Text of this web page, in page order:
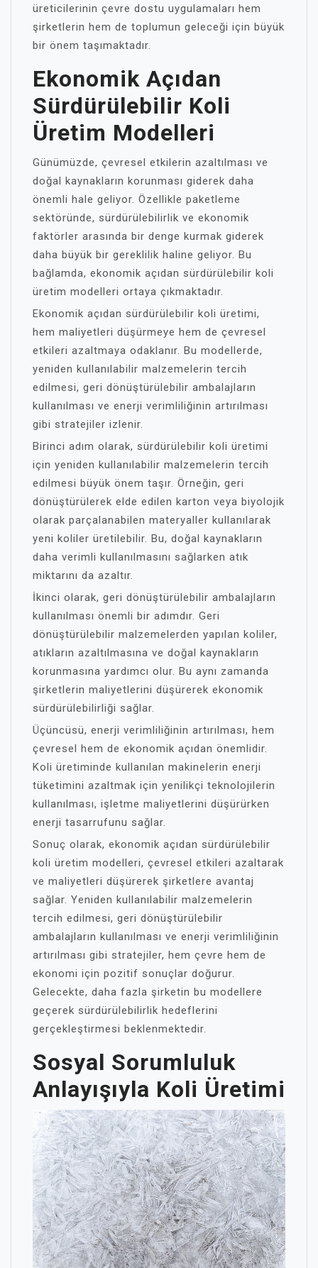
üreticilerinin çevre dostu uygulamaları hem
şirketlerin hem de toplumun geleceği için büyük
bir önem taşımaktadır.
Ekonomik Açıdan
Sürdürülebilir Koli
Üretim Modelleri
Günümüzde, çevresel etkilerin azaltılması ve
doğal kaynakların korunması giderek daha
önemli hale geliyor. Özellikle paketleme
sektöründe, sürdürülebilirlik ve ekonomik
faktörler arasında bir denge kurmak giderek
daha büyük bir gereklilik haline geliyor. Bu
bağlamda, ekonomik açıdan sürdürülebilir koli
üretim modelleri ortaya çıkmaktadır.
Ekonomik açıdan sürdürülebilir koli üretimi,
hem maliyetleri düşürmeye hem de çevresel
etkileri azaltmaya odaklanır. Bu modellerde,
yeniden kullanılabilir malzemelerin tercih
edilmesi, geri dönüştürülebilir ambalajların
kullanılması ve enerji verimliliğinin artırılması
gibi stratejiler izlenir.
Birinci adım olarak, sürdürülebilir koli üretimi
için yeniden kullanılabilir malzemelerin tercih
edilmesi büyük önem taşır. Örneğin, geri
dönüştürülerek elde edilen karton veya biyolojik
olarak parçalanabilen materyaller kullanılarak
yeni koliler üretilebilir. Bu, doğal kaynakların
daha verimli kullanılmasını sağlarken atık
miktarını da azaltır.
İkinci olarak, geri dönüştürülebilir ambalajların
kullanılması önemli bir adımdır. Geri
dönüştürülebilir malzemelerden yapılan koliler,
atıkların azaltılmasına ve doğal kaynakların
korunmasına yardımcı olur. Bu aynı zamanda
şirketlerin maliyetlerini düşürerek ekonomik
sürdürülebilirliği sağlar.
Üçüncüsü, enerji verimliliğinin artırılması, hem
çevresel hem de ekonomik açıdan önemlidir.
Koli üretiminde kullanılan makinelerin enerji
tüketimini azaltmak için yenilikçi teknolojilerin
kullanılması, işletme maliyetlerini düşürürken
enerji tasarrufunu sağlar.
Sonuç olarak, ekonomik açıdan sürdürülebilir
koli üretim modelleri, çevresel etkileri azaltarak
ve maliyetleri düşürerek şirketlere avantaj
sağlar. Yeniden kullanılabilir malzemelerin
tercih edilmesi, geri dönüştürülebilir
ambalajların kullanılması ve enerji verimliliğinin
artırılması gibi stratejiler, hem çevre hem de
ekonomi için pozitif sonuçlar doğurur.
Gelecekte, daha fazla şirketin bu modellere
geçerek sürdürülebilirlik hedeflerini
gerçekleştirmesi beklenmektedir.
Sosyal Sorumluluk
Anlayışıyla Koli Üretimi